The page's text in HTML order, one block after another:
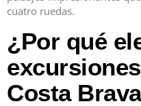
cuatro ruedas.
¿Por qué
Costa